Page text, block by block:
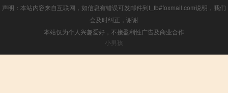
声明：本站内容来自互联网，如信息有错误可发邮件到f_fb#foxmail.com说明，我们
会及时纠正，谢谢
本站仅为个人兴趣爱好，不接盈利性广告及商业合作
小男孩